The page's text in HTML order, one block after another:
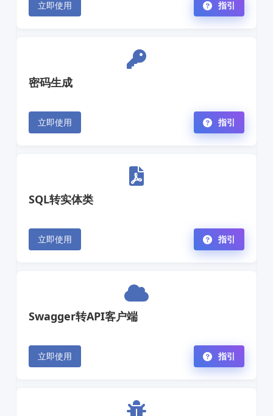
立即使用 指引
密码生成
立即使用 指引
SQL转实体类
立即使用 指引
Swagger转API客户端
立即使用 指引